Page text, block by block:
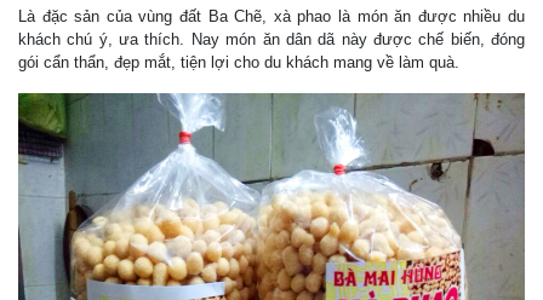
Là đặc sản của vùng đất Ba Chẽ, xà phao là món ăn được nhiều du
khách chú ý, ưa thích. Nay món ăn dân dã này được chế biến, đóng
gói cẩn thẩn, đẹp mắt, tiện lợi cho du khách mang về làm quà.